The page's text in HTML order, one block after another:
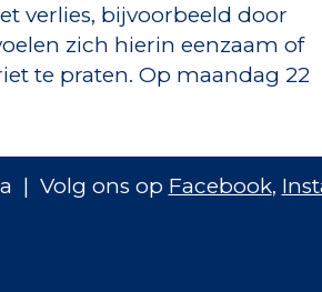
verlies, bijvoorbeeld door
zich hierin eenzaam of
te praten. Op maandag 22
| Volg ons op Facebook,